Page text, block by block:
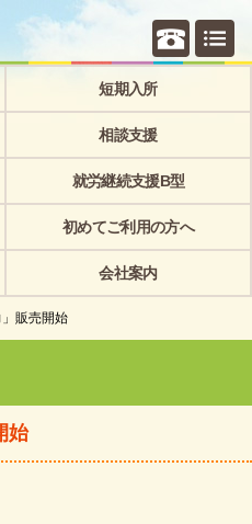
個別相
短期入所
相談支援
就労継続支援B型
初めてご利用の方へ
会社案内
販売開始
始